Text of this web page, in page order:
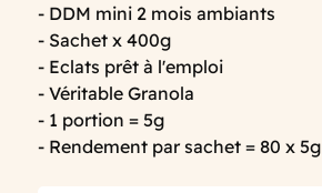
- DDM mini 2 mois ambiants
- Sachet x 400g
- Eclats prêt à l'emploi
- Véritable Granola
- 1 portion = 5g
- Rendement par sachet = 80 x 5g